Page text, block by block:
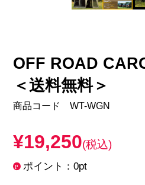
OFF ROAD
＜送料無料＞
商品コード WT-WGN
¥19,250(税込)
ポイント：0pt